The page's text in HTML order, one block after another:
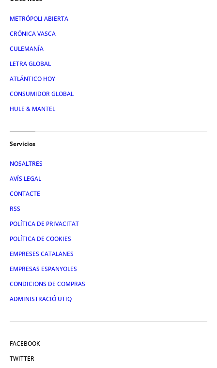
METRÓPOLI ABIERTA
CRÓNICA VASCA
CULEMANÍA
LETRA GLOBAL
ATLÁNTICO HOY
CONSUMIDOR GLOBAL
HULE & MANTEL
Servicios
NOSALTRES
AVÍS LEGAL
CONTACTE
RSS
POLÍTICA DE PRIVACITAT
POLÍTICA DE COOKIES
EMPRESES CATALANES
EMPRESAS ESPANYOLES
CONDICIONS DE COMPRAS
ADMINISTRACIÓ UTIQ
FACEBOOK
TWITTER